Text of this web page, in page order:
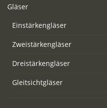
Gläser
Einstärkengläser
Zweistärkengläser
Dreistärkengläser
Gleitsichtgläser